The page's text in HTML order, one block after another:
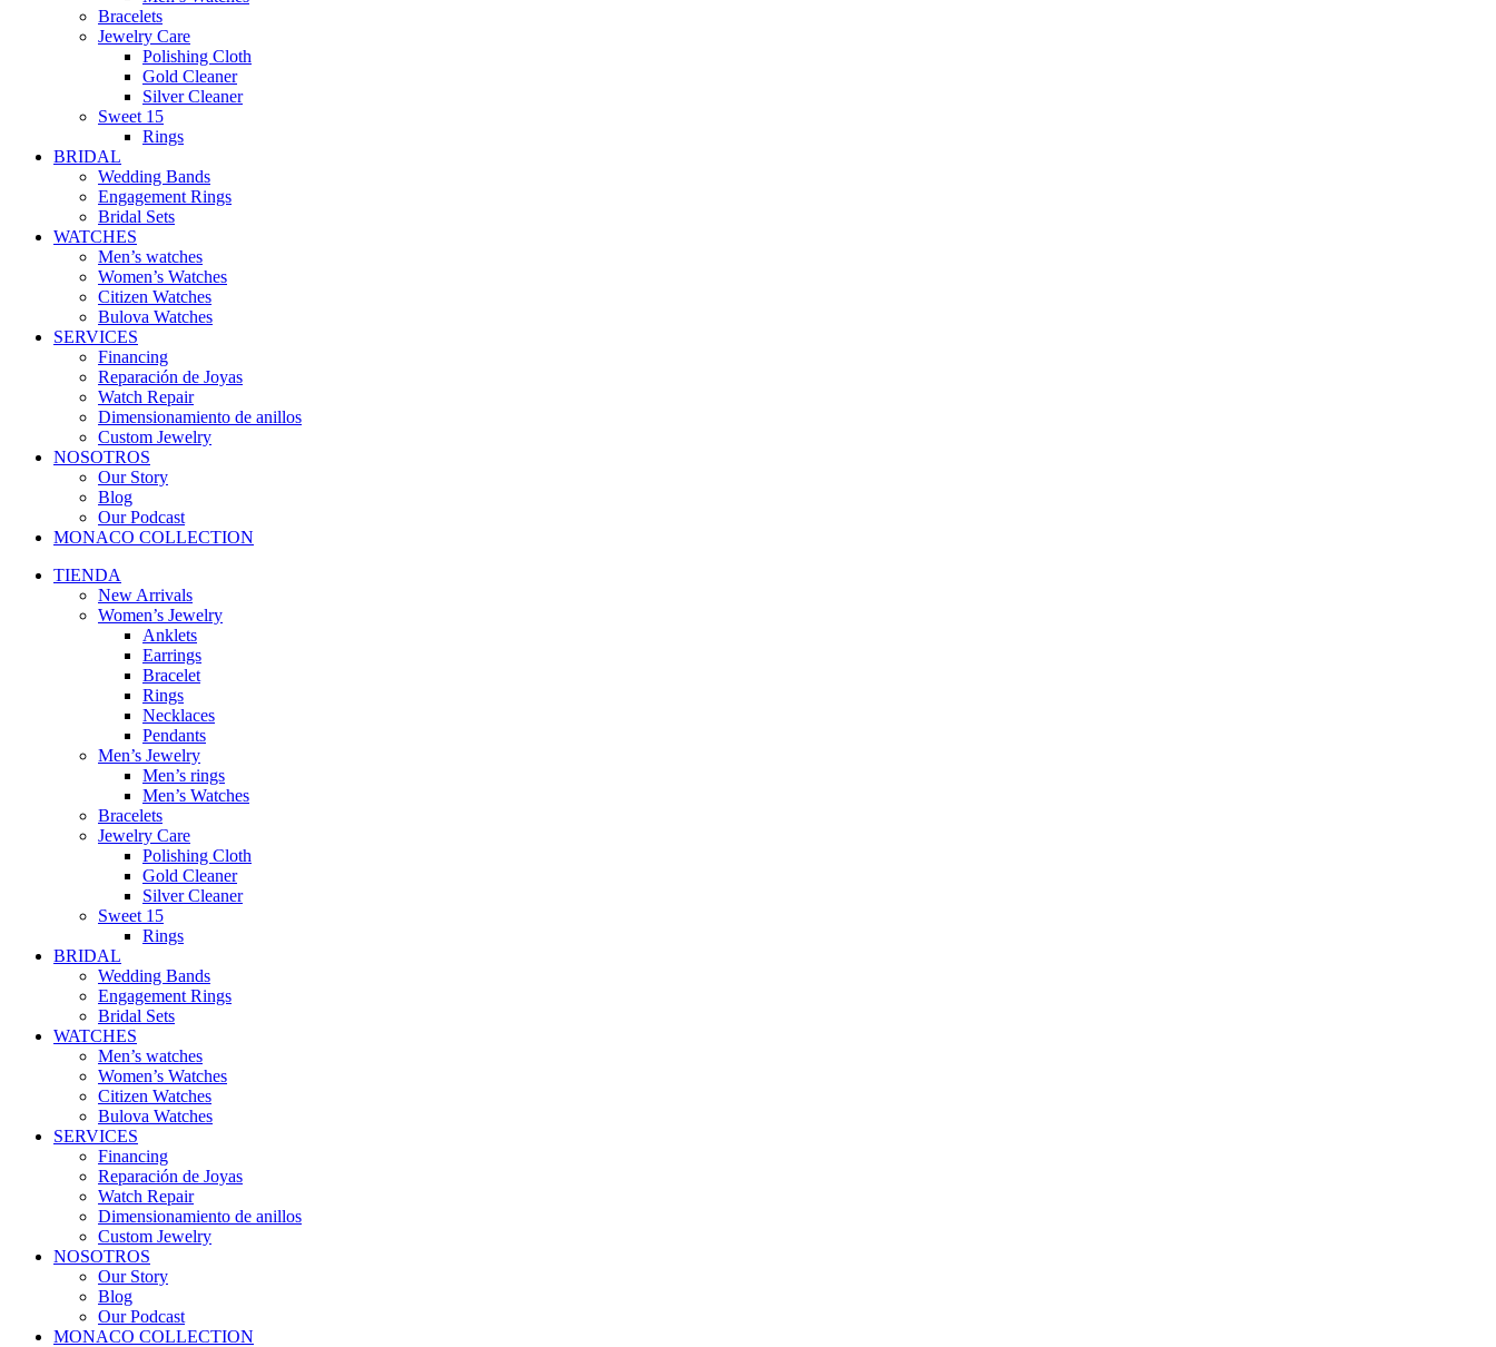
Bracelets
Jewelry Care
Polishing Cloth
Gold Cleaner
Silver Cleaner
Sweet 15
Rings
BRIDAL
Wedding Bands
Engagement Rings
Bridal Sets
WATCHES
Men’s watches
Women’s Watches
Citizen Watches
Bulova Watches
SERVICES
Financing
Reparación de Joyas
Watch Repair
Dimensionamiento de anillos
Custom Jewelry
NOSOTROS
Our Story
Blog
Our Podcast
MONACO COLLECTION
TIENDA
New Arrivals
Women’s Jewelry
Anklets
Earrings
Bracelet
Rings
Necklaces
Pendants
Men’s Jewelry
Men’s rings
Men’s Watches
Bracelets
Jewelry Care
Polishing Cloth
Gold Cleaner
Silver Cleaner
Sweet 15
Rings
BRIDAL
Wedding Bands
Engagement Rings
Bridal Sets
WATCHES
Men’s watches
Women’s Watches
Citizen Watches
Bulova Watches
SERVICES
Financing
Reparación de Joyas
Watch Repair
Dimensionamiento de anillos
Custom Jewelry
NOSOTROS
Our Story
Blog
Our Podcast
MONACO COLLECTION